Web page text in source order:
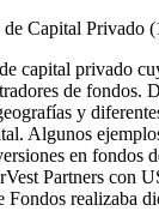
Capital Privado
capital privado
de fondos.
y
Algunos
en fondos
Partners con
Fondos realizaba